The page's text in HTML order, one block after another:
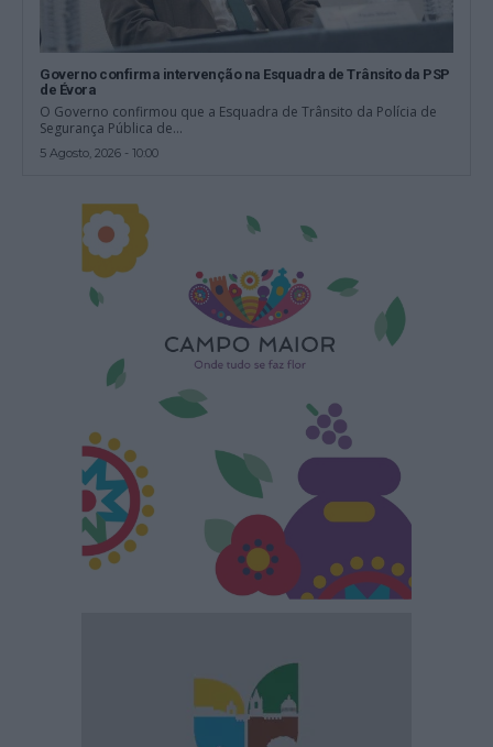
Governo confirma intervenção na Esquadra de Trânsito da PSP
de Évora
O Governo confirmou que a Esquadra de Trânsito da Polícia de
Segurança Pública de...
5 Agosto, 2026 - 10:00